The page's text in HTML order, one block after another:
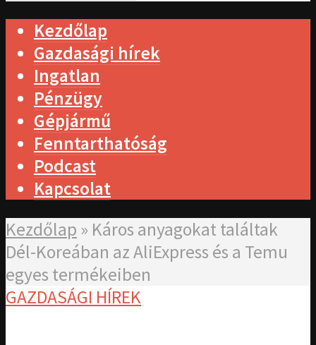
Kezdőlap
Gazdasági hírek
Ingatlan
Pénzügy
Gépjármű
Fenntarthatóság
Podcast
Kapcsolat
Kezdőlap » Káros anyagokat találtak
Dél-Koreában az AliExpress és a Temu
egyes termékeiben
GAZDASÁGI HÍREK